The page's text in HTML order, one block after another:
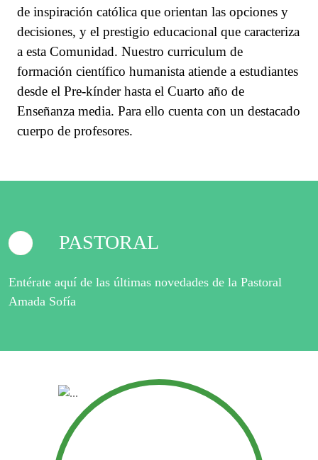
de inspiración católica que orientan las opciones y
decisiones, y el prestigio educacional que caracteriza
a esta Comunidad. Nuestro curriculum de
formación científico humanista atiende a estudiantes
desde el Pre-kínder hasta el Cuarto año de
Enseñanza media. Para ello cuenta con un destacado
cuerpo de profesores.
PASTORAL
Entérate aquí de las últimas novedades de la Pastoral
Amada Sofía